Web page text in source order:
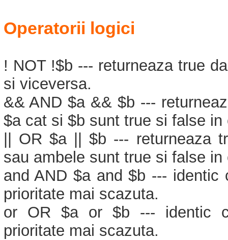
Operatorii logici
! NOT !$b --- returneaza true
si viceversa.
&& AND $a && $b ---
$a cat si $b sunt true si false in
|| OR $a || $b --- returneaza
sau ambele sunt true si false in
and AND $a and $b --- identic
prioritate mai scazuta.
or OR $a or $b --- identic
prioritate mai scazuta.